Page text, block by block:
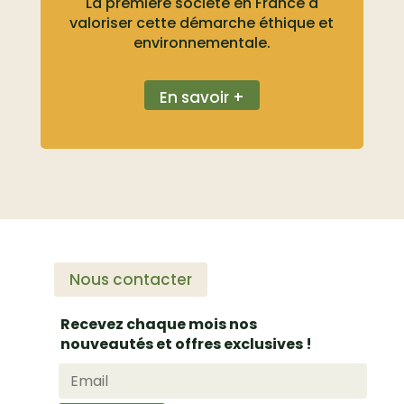
valoriser cette démarche éthique et
environnementale.
En savoir +
Nous contacter
Recevez chaque mois nos
nouveautés et offres exclusives !